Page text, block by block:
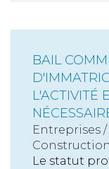
BAIL
L'ACTIVITÉ
Entreprises /
Le statut